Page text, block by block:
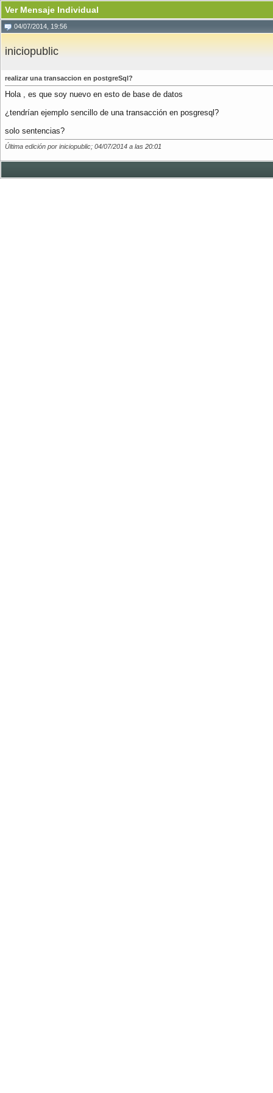
Ver Mensaje Individual
04/07/2014, 19:56
iniciopublic
realizar una transaccion en postgreSql?
Hola , es que soy nuevo en esto de base de datos
¿tendrían ejemplo sencillo de una transacción en posgresql?
solo sentencias?
Última edición por iniciopublic; 04/07/2014 a las 20:01